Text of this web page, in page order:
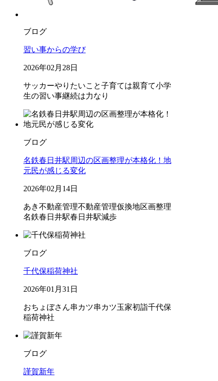
ブログ
習い事からの学び
2026年02月28日
サッカーやりたいこと子育ては親育て小学
生の習い事継続は力なり
ブログ
名鉄春日井駅周辺の区画整理が本格化！地
元民が感じる変化
2026年02月14日
あき不動産管理不動産管理仮換地区画整理
名鉄春日井駅春日井駅減歩
ブログ
千代保稲荷神社
2026年01月31日
おちょぼさん串カツ串カツ玉家初詣千代保
稲荷神社
ブログ
謹賀新年